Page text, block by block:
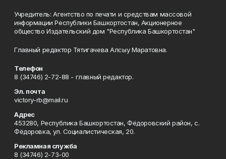
Учредитель: Агентство по печати и средствам массовой
информации Республики Башкортостан, Акционерное
общество Издательский дом "Республика Башкортостан"
Главный редактор Тятигачева Алсыу Маратовна.
Телефон
8 (34746) 2-72-88 - главный редактор.
Эл. почта
victory-rb@mail.ru
Адрес
453280, Республика Башкортостан, Фёдоровский район, с.
Фёдоровка, ул. Социалистическая, 20.
Рекламная служба
8 (34746) 2-73-00